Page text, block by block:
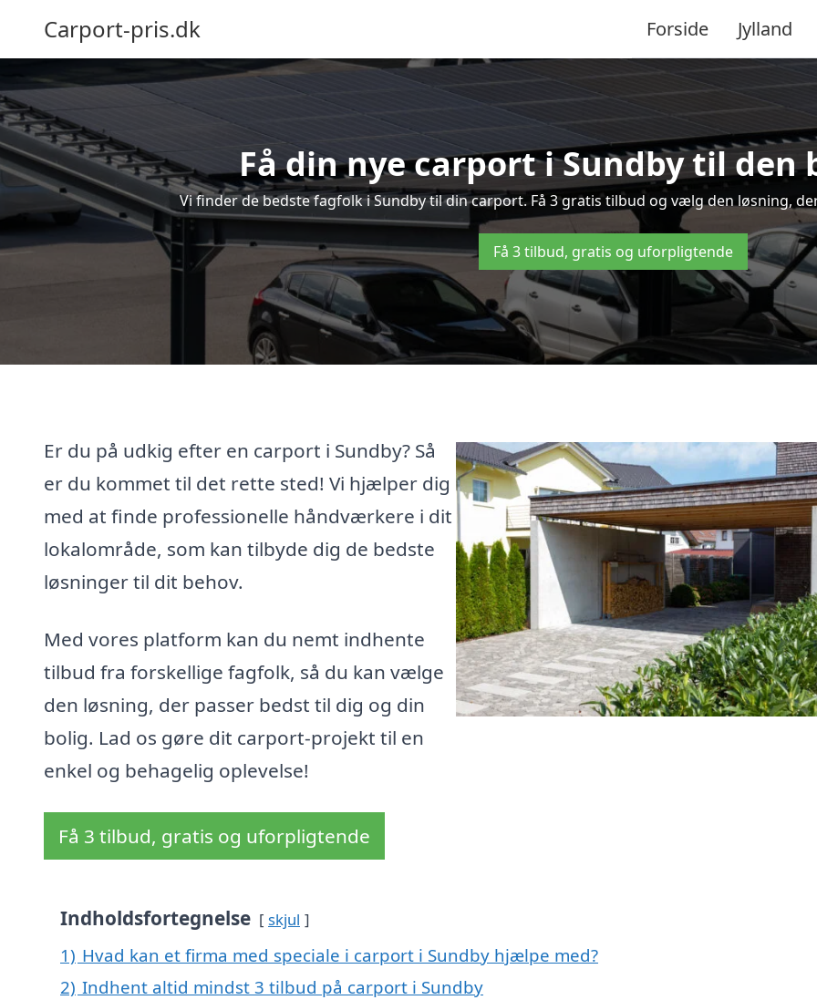
Carport-pris.dk Forside Jylland
Få din nye carport i Sundby til den
Vi finder de bedste fagfolk i Sundby til din carport. Få 3 gratis tilbud og vælg den løsning,
Få 3 tilbud, gratis og uforpligtende
Er du på udkig efter en carport i Sundby? Så
er du kommet til det rette sted! Vi hjælper dig
med at finde professionelle håndværkere i dit
lokalområde, som kan tilbyde dig de bedste
løsninger til dit behov.
Med vores platform kan du nemt indhente
tilbud fra forskellige fagfolk, så du kan vælge
den løsning, der passer bedst til dig og din
bolig. Lad os gøre dit carport-projekt til en
enkel og behagelig oplevelse!
Få 3 tilbud, gratis og uforpligtende
Indholdsfortegnelse skjul
1) Hvad kan et firma med speciale i carport i Sundby hjælpe med?
2) Indhent altid mindst 3 tilbud på carport i Sundby